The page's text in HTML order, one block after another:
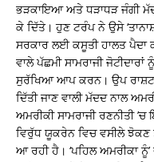
ਭੜਕਾਇਆ ਅਤੇ ਧੜਾਧੜ ਜੰਗੀ
ਕੇ ਦਿੱਤੇ। ਹੁਣ ਟਰੰਪ ਨੇ ਉਸੇ
ਸਰਕਾਰ ਲਈ ਕਸੂਤੀ ਹਾਲਤ ਪੈਦਾ
ਵਾਲੇ ਪੱਛਮੀ ਸਾਮਰਾਜੀ
ਸੁਰੱਖਿਆ ਆਪ ਕਰਨ। ਉਪ
ਦਿੱਤੀ ਜਾਣ ਵਾਲੀ ਮੱਦਦ ਨਾਲ
ਅਮਰੀਕੀ ਸਾਮਰਾਜੀ ਰਣਨੀਤੀ
ਵਿਰੁੱਧ ਯੂਕਰੇਨ ਵਿਚ ਵਸੀਲੇ
ਆ ਰਹੀ ਹੈ। ‘ਪਹਿਲ ਅਮਰੀਕਾ